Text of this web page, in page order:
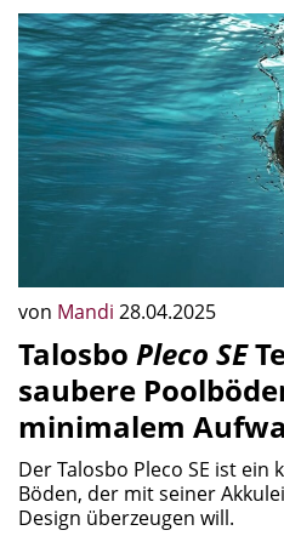
von Mandi 28.04.2025
Talosbo Pleco SE
saubere
minimalem
Der Talosbo Pleco SE ist
Böden, der mit seiner
Design überzeugen will.